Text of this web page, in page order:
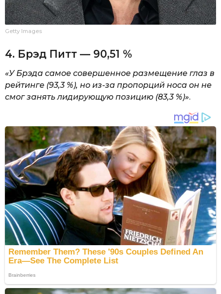
Getty Images
4. Брэд Питт — 90,51 %
«У Брэда самое совершенное размещение глаз в
рейтинге (93,3 %), но из-за пропорций носа он не
смог занять лидирующую позицию (83,3 %)».